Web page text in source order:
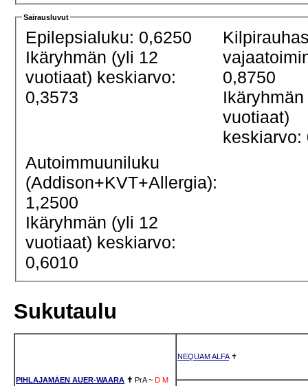
Sairausluvut
Epilepsialuku: 0,6250
Ikäryhmän (yli 12
vuotiaat) keskiarvo:
0,3573
0,8750
vuotiaat)
keskiarvo:
Autoimmuuniluku
(Addison+KVT+Allergia):
1,2500
Ikäryhmän (yli 12
vuotiaat) keskiarvo:
0,6010
Sukutaulu
PIHLAJAMÄEN AUER-WAARA ✝ PrA ~ D M
NEQUAM ALFA✝